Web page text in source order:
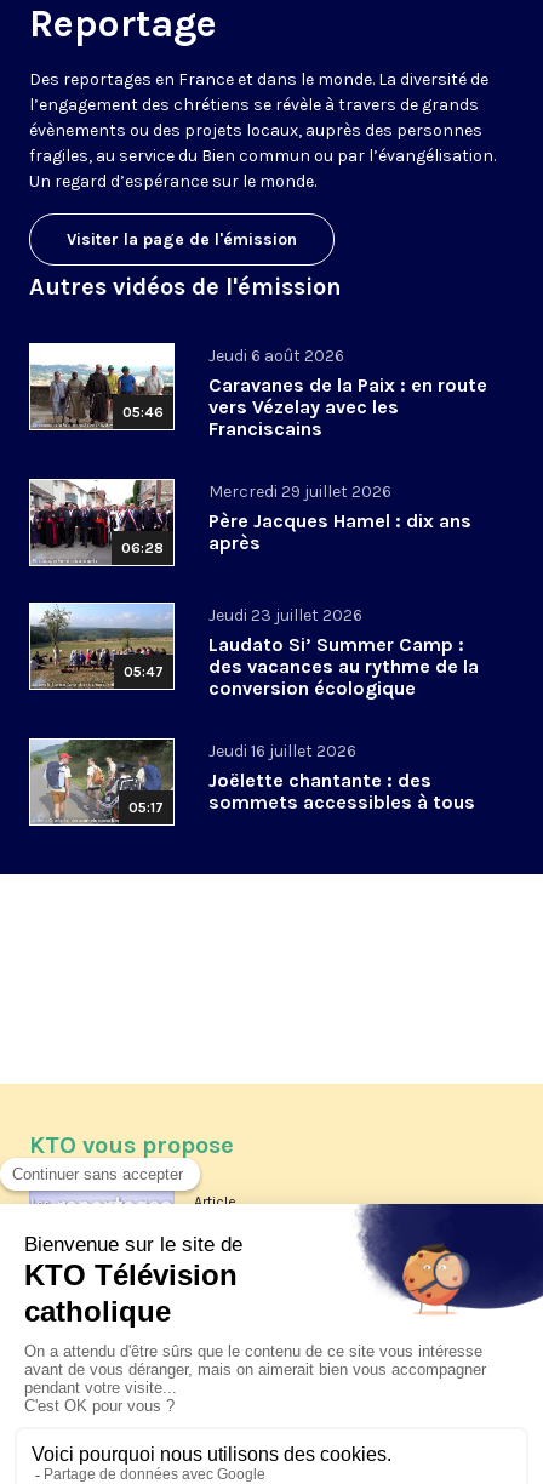
Reportage
Des reportages en France et dans le monde. La diversité de
l’engagement des chrétiens se révèle à travers de grands
évènements ou des projets locaux, auprès des personnes
fragiles, au service du Bien commun ou par l’évangélisation.
Un regard d’espérance sur le monde.
Visiter la page de l'émission
Autres vidéos de l'émission
05:46
Jeudi 6 août 2026
Caravanes de la Paix : en route
vers Vézelay avec les
Franciscains
06:28
Mercredi 29 juillet 2026
Père Jacques Hamel : dix ans
après
05:47
Jeudi 23 juillet 2026
Laudato Si’ Summer Camp :
des vacances au rythme de la
conversion écologique
05:17
Jeudi 16 juillet 2026
Joëlette chantante : des
sommets accessibles à tous
KTO vous propose
Article
Les reportages d'été 2026 de KTO
La visite pastorale du pape Léon
XIV à Assise à suivre sur KTO le
jeudi 6 août
Le pape en Uruguay, Argentine et
Pérou du 6 au 17 novembre 2026